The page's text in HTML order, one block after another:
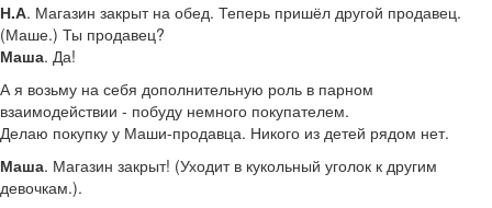
Н.А. Магазин закрыт на обед. Теперь пришёл другой продавец.
(Маше.) Ты продавец?
Маша. Да!
А я возьму на себя дополнительную роль в парном
взаимодействии - побуду немного покупателем.
Делаю покупку у Маши-продавца. Никого из детей рядом нет.
Маша. Магазин закрыт! (Уходит в кукольный уголок к другим
девочкам.).